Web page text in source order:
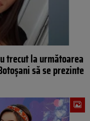
trecut la următoarea
să se prezinte